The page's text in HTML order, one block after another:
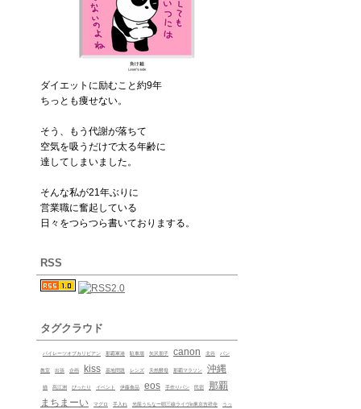
ダイエットに励むこと約9年
ちっとも痩せない。
そう、もう代謝が落ちて
空気を吸うだけで太る年齢に
達してしまいました。
そんな私が21年ぶりに
営業職に奮起している
日々をつらつら書いておりまする。
RSS
タグクラウド
パイレーツオブカリビアン 那覇軍港 駐車場 矢沢朋子 canon 北谷 パン
教室 出張 企画 kiss 基地問題 レンズ 天然酵母 那覇マラソン 沖縄
猫 髙江洲 ぴったり イベント 伊藤食品 eos 手作りパン 民宿
那覇
まちまーい
マグロ 手入れ 光龍うちなー唄三線ライヴin東京吉祥寺 うっ